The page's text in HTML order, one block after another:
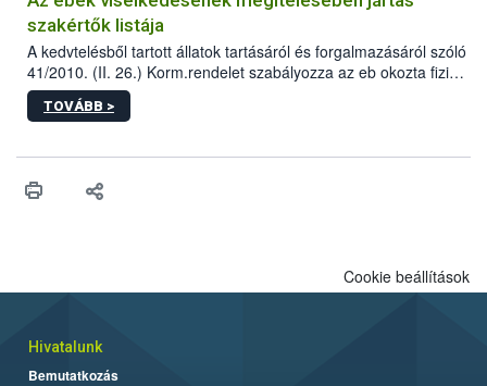
szakértők listája
A kedvtelésből tartott állatok tartásáról és forgalmazásáról szóló
41/2010. (II. 26.) Korm.rendelet szabályozza az eb okozta fizikai
sérülés, illetve ennek veszélye keletkezésekor felmerülő
hatósági feladatokat, valamint a veszélyes eb tartását és annak
vonni az ebek viselkedésének megítélésében jártas szakértőt.
TOVÁBB >
Cookie beállítások
Hivatalunk
Bemutatkozás